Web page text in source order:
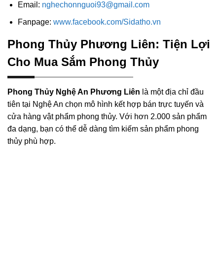
Email: nghechonnguoi93@gmail.com
Fanpage: www.facebook.com/Sidatho.vn
Phong Thủy Phương Liên: Tiện Lợi
Cho Mua Sắm Phong Thủy
Phong Thủy Nghệ An Phương Liên là một địa chỉ đầu
tiên tại Nghệ An chọn mô hình kết hợp bán trực tuyến và
cửa hàng vật phẩm phong thủy. Với hơn 2.000 sản phẩm
đa dạng, bạn có thể dễ dàng tìm kiếm sản phẩm phong
thủy phù hợp.